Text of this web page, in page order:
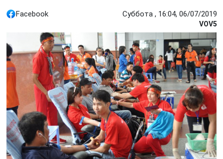
Facebook Суббота , 16:04, 06/07/2019
VOV5